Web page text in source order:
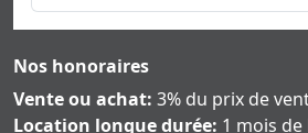
Nos honoraires
Vente ou achat: 3% du prix de
Location longue durée: 1 mois